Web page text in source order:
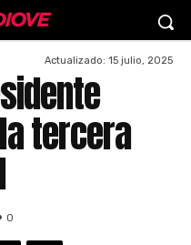
Actualizado: 15 julio, 2025
tercera
0